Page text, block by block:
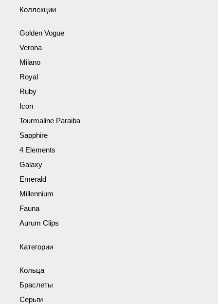
Коллекции
Golden Vogue
Verona
Milano
Royal
Ruby
Icon
Tourmaline Paraiba
Sapphire
4 Elements
Galaxy
Emerald
Millennium
Fauna
Aurum Clips
Категории
Кольца
Браслеты
Серьги